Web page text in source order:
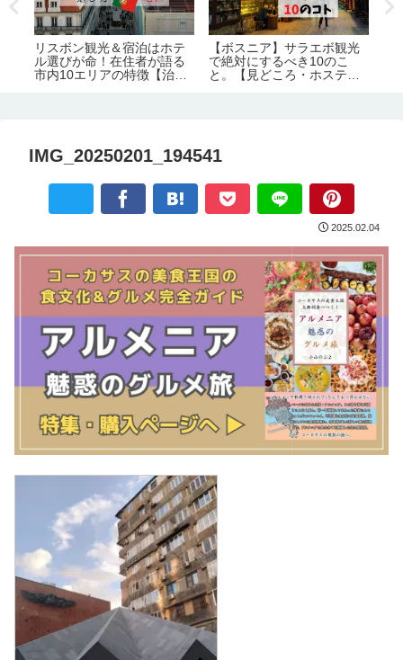
リスボン観光＆宿泊はホテ
ル選びが命！在住者が語る
市内10エリアの特徴【治
【ボスニア】サラエボ観光
で絶対にするべき10のこ
と。【見どころ・ホステル
IMG_20250201_194541
2025.02.04